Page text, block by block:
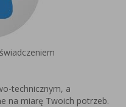
technicznym, a
na miarę Twoich potrzeb.